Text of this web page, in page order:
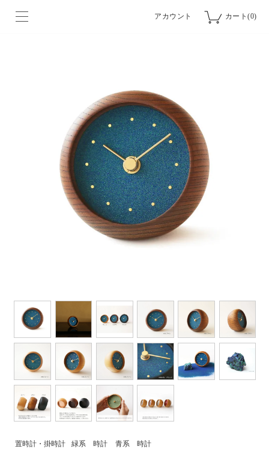
アカウント カート(0)
置時計・掛時計 緑系 時計 青系 時計